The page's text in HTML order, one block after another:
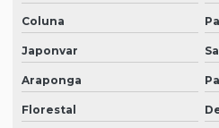
Coluna
Japonvar
Araponga
Florestal